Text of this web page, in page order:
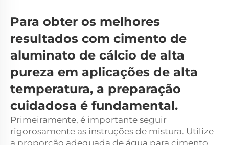
Para obter os melhores
resultados com cimento de
aluminato de cálcio de alta
pureza em aplicações de alta
temperatura, a preparação
cuidadosa é fundamental.
Primeiramente, é importante seguir
rigorosamente as instruções de mistura. Utilize
a proporção adequada de água para cimento